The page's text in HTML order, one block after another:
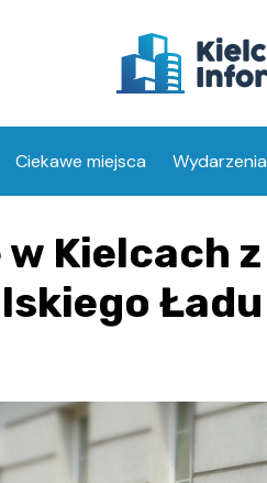
Ciekawe miejsca Wydarzenia
Kielcach z
Ładu